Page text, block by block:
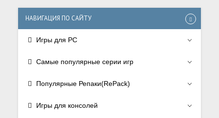
НАВИГАЦИЯ ПО САЙТУ
Игры для PC
Самые популярные серии игр
Популярные Репаки(RePack)
Игры для консолей